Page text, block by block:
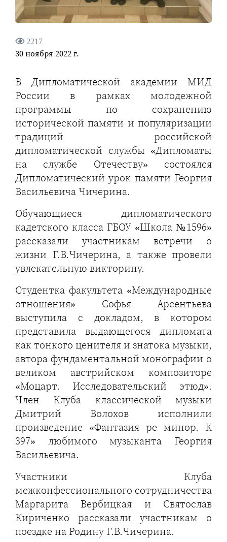
2217
30 ноября 2022 г.
В Дипломатической академии МИД
России в рамках молодежной
программы по сохранению
исторической памяти и популяризации
традиций российской
дипломатической службы «Дипломаты
на службе Отечеству» состоялся
Дипломатический урок памяти Георгия
Васильевича Чичерина.
Обучающиеся дипломатического
кадетского класса ГБОУ «Школа №1596»
рассказали участникам встречи о
жизни Г.В.Чичерина, а также провели
увлекательную викторину.
Студентка факультета «Международные
отношения» Софья Арсентьева
выступила с докладом, в котором
представила выдающегося дипломата
как тонкого ценителя и знатока музыки,
автора фундаментальной монографии о
великом австрийском композиторе
«Моцарт. Исследовательский этюд».
Член Клуба классической музыки
Дмитрий Волохов исполнили
произведение «Фантазия ре минор. К
397» любимого музыканта Георгия
Васильевича.
Участники Клуба
межконфессионального сотрудничества
Маргарита Вербицкая и Святослав
Кириченко рассказали участникам о
поездке на Родину Г.В.Чичерина.